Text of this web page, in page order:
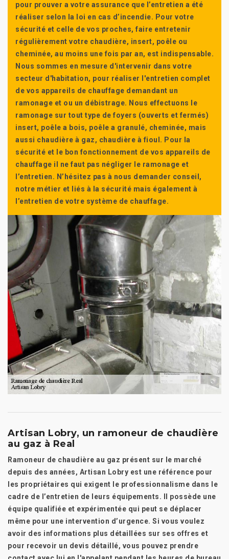
pour prouver a votre assurance que l’entretien a été
réaliser selon la loi en cas d’incendie. Pour votre
sécurité et celle de vos proches, faire entretenir
régulièrement votre chaudière, insert, poêle ou
cheminée, au moins une fois par an, est indispensable.
Nous sommes en mesure d'intervenir dans votre
secteur d'habitation, pour réaliser l'entretien complet
de vos appareils de chauffage demandant un
ramonage et ou un débistrage. Nous effectuons le
ramonage sur tout type de foyers (ouverts et fermés)
insert, poêle a bois, poêle a granulé, cheminée, mais
aussi chaudière à gaz, chaudière à fioul. Pour la
sécurité et le bon fonctionnement de vos appareils de
chauffage il ne faut pas négliger le ramonage et
l’entretien. N’hésitez pas à nous demander conseil,
notre métier et liés à la sécurité mais également à
l’entretien de votre système de chauffage.
Artisan Lobry, un ramoneur de chaudière
au gaz à Real
Ramoneur de chaudière au gaz présent sur le marché
depuis des années, Artisan Lobry est une référence pour
les propriétaires qui exigent le professionnalisme dans le
cadre de l’entretien de leurs équipements. Il possède une
équipe qualifiée et expérimentée qui peut se déplacer
même pour une intervention d’urgence. Si vous voulez
avoir des informations plus détaillées sur ses offres et
pour recevoir un devis détaillé, vous pouvez prendre